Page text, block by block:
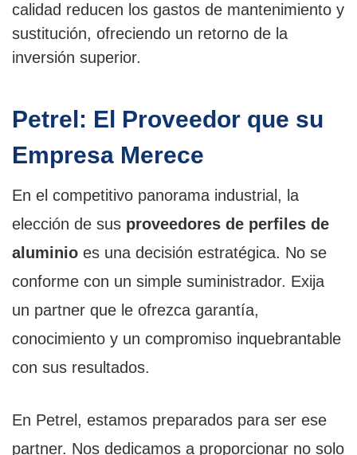
calidad reducen los gastos de mantenimiento y
sustitución, ofreciendo un retorno de la
inversión superior.
Petrel: El Proveedor que su
Empresa Merece
En el competitivo panorama industrial, la
elección de sus proveedores de perfiles de
aluminio es una decisión estratégica. No se
conforme con un simple suministrador. Exija
un partner que le ofrezca garantía,
conocimiento y un compromiso inquebrantable
con sus resultados.
En Petrel, estamos preparados para ser ese
partner. Nos dedicamos a proporcionar no solo